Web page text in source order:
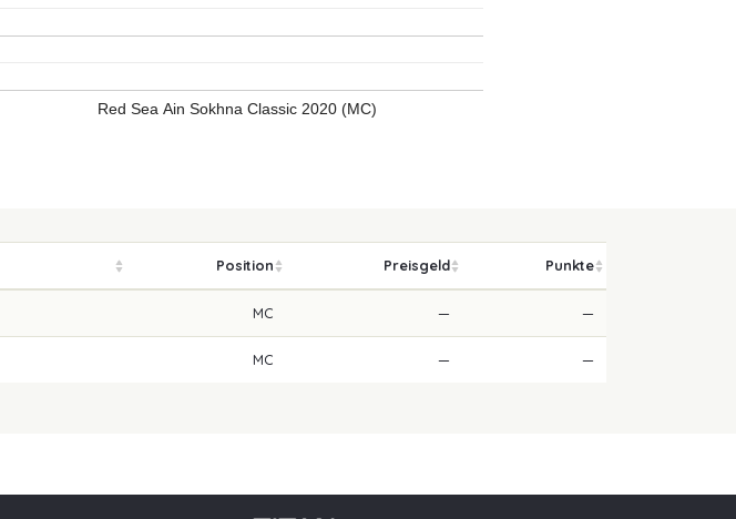
Red Sea Ain Sokhna Classic 2020 (MC)
Position Preisgeld Punkte
MC — —
MC — —